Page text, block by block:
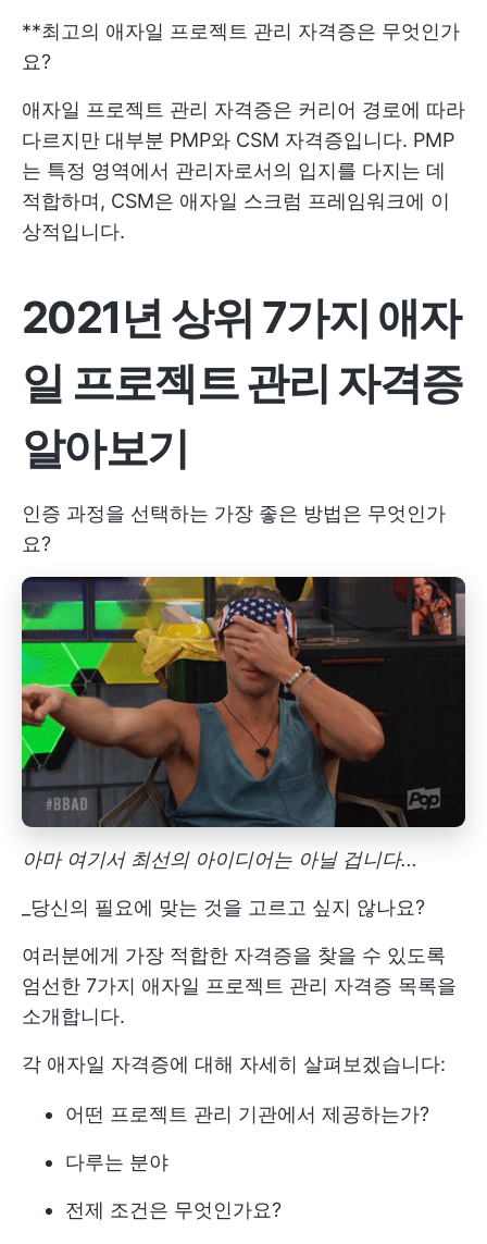
**최고의 애자일 프로젝트 관리 자격증은 무엇인가
요?
애자일 프로젝트 관리 자격증은 커리어 경로에 따라
다르지만 대부분 PMP와 CSM 자격증입니다. PMP
는 특정 영역에서 관리자로서의 입지를 다지는 데
적합하며, CSM은 애자일 스크럼 프레임워크에 이
상적입니다.
2021년 상위 7가지 애자
일 프로젝트 관리 자격증
알아보기
인증 과정을 선택하는 가장 좋은 방법은 무엇인가
요?
아마 여기서 최선의 아이디어는 아닐 겁니다...
_당신의 필요에 맞는 것을 고르고 싶지 않나요?
여러분에게 가장 적합한 자격증을 찾을 수 있도록
엄선한 7가지 애자일 프로젝트 관리 자격증 목록을
소개합니다.
각 애자일 자격증에 대해 자세히 살펴보겠습니다:
어떤 프로젝트 관리 기관에서 제공하는가?
다루는 분야
전제 조건은 무엇인가요?